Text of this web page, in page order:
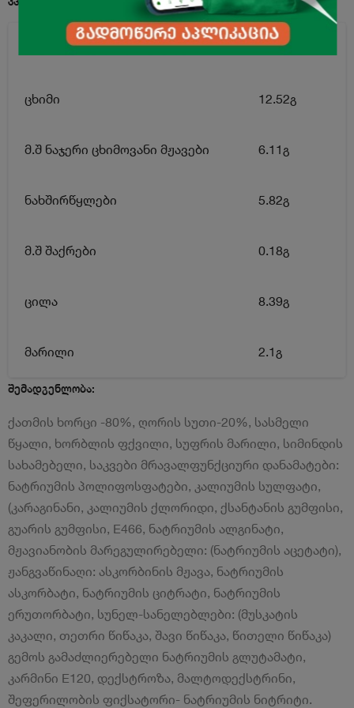
ენერგეტიკული ღირებულება 169.5კკალ
ცხიმი 12.52გ
მ.შ ნაჯერი ცხიმოვანი მჟავები 6.11გ
ნახშირწყლები 5.82გ
მ.შ შაქრები 0.18გ
ცილა 8.39გ
მარილი 2.1გ
შემადგენლობა:
ქათმის ხორცი -80%, ღორის სუთი-20%, სასმელი
წყალი, ხორბლის ფქვილი, სუფრის მარილი, სიმინდის
სახამებელი, საკვები მრავალფუნქციური დანამატები:
ნატრიუმის პოლიფოსფატები, კალიუმის სულფატი,
(კარაგინანი, კალიუმის ქლორიდი, ქსანტანის გუმფისი,
გუარის გუმფისი, E466, ნატრიუმის ალგინატი,
მჟავიანობის მარეგულირებელი: (ნატრიუმის აცეტატი),
ჟანგვაწინაღი: ასკორბინის მჟავა, ნატრიუმის
ასკორბატი, ნატრიუმის ციტრატი, ნატრიუმის
ერუთორბატი, სუნელ-სანელებლები: (მუსკატის
კაკალი, თეთრი წიწაკა, შავი წიწაკა, წითელი წიწაკა)
გემოს გამაძლიერებელი ნატრიუმის გლუტამატი,
კარმინი E120, დექსტროზა, მალტოდექსტრინი,
შეფერილობის ფიქსატორი- ნატრიუმის ნიტრიტი.